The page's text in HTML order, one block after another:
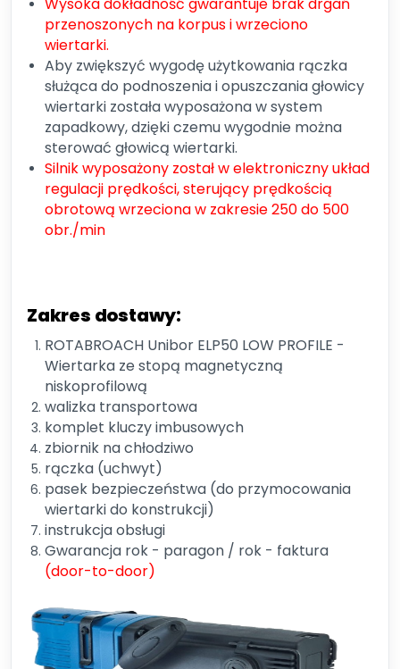
przenoszonych na korpus i wrzeciono
wiertarki.
Aby zwiększyć wygodę użytkowania rączka
służąca do podnoszenia i opuszczania głowicy
wiertarki została wyposażona w system
zapadkowy, dzięki czemu wygodnie można
sterować głowicą wiertarki.
Silnik wyposażony został w elektroniczny układ
regulacji prędkości, sterujący prędkością
obrotową wrzeciona w zakresie 250 do 500
obr./min
Zakres dostawy:
ROTABROACH Unibor ELP50 LOW PROFILE -
Wiertarka ze stopą magnetyczną
niskoprofilową
walizka transportowa
komplet kluczy imbusowych
zbiornik na chłodziwo
rączka (uchwyt)
pasek bezpieczeństwa (do przymocowania
wiertarki do konstrukcji)
instrukcja obsługi
Gwarancja rok - paragon / rok - faktura
(door-to-door)